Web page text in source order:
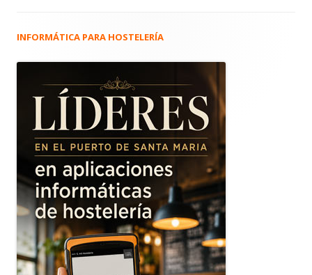
Barra
principal
INFORMÁTICA PARA HOSTELERÍA